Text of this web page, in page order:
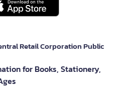
Retail Corporation Public
for Books, Stationery,